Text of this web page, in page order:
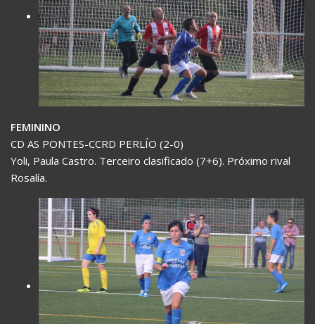
FEMININO
CD AS PONTES-CCRD PERLÍO (2-0)
Yoli, Paula Castro. Terceiro clasificado (7+6). Próximo rival
Rosalía.